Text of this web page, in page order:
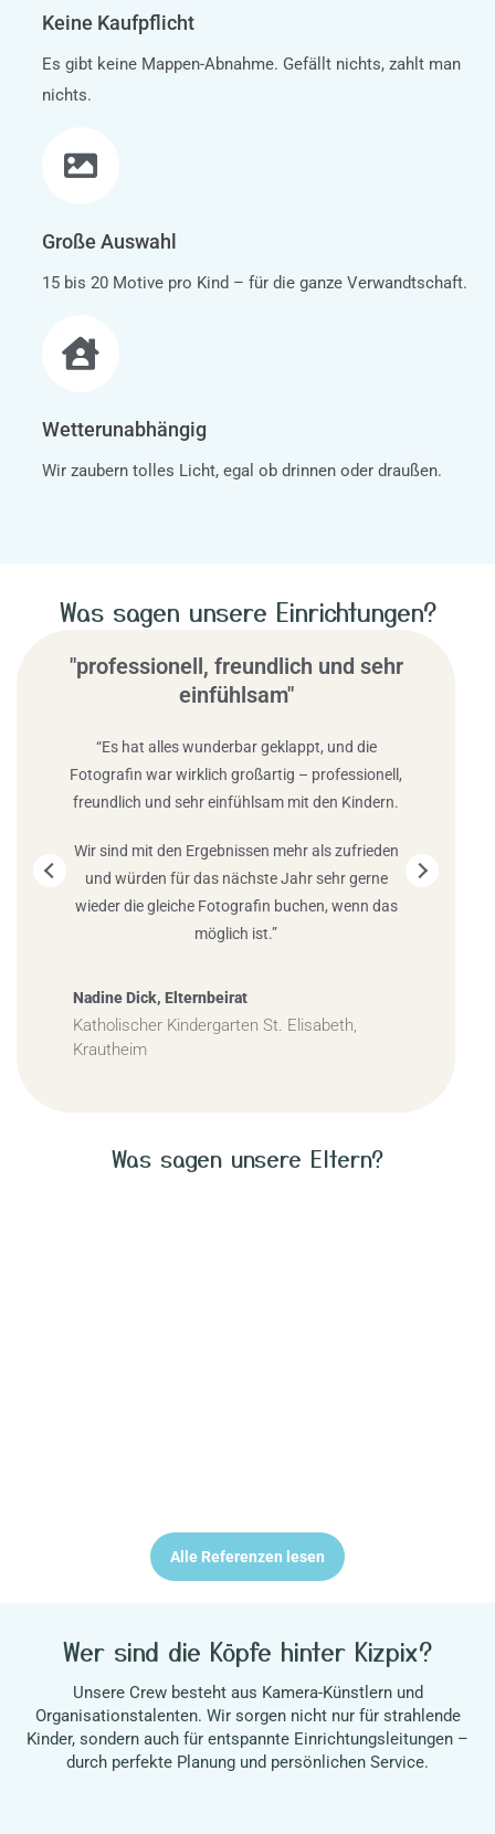
Keine Kaufpflicht
Es gibt keine Mappen-Abnahme. Gefällt nichts, zahlt man
nichts.
Große Auswahl
15 bis 20 Motive pro Kind – für die ganze Verwandtschaft.
Wetterunabhängig
Wir zaubern tolles Licht, egal ob drinnen oder draußen.
Was sagen unsere Einrichtungen?
"professionell, freundlich und sehr
einfühlsam"
“Es hat alles wunderbar geklappt, und die
Fotografin war wirklich großartig – professionell,
freundlich und sehr einfühlsam mit den Kindern.
Wir sind mit den Ergebnissen mehr als zufrieden
und würden für das nächste Jahr sehr gerne
wieder die gleiche Fotografin buchen, wenn das
möglich ist.”
Nadine Dick, Elternbeirat
Katholischer Kindergarten St. Elisabeth,
Krautheim
Was sagen unsere Eltern?
Alle Referenzen lesen
Wer sind die Köpfe hinter Kizpix?
Unsere Crew besteht aus Kamera-Künstlern und
Organisationstalenten. Wir sorgen nicht nur für strahlende
Kinder, sondern auch für entspannte Einrichtungsleitungen –
durch perfekte Planung und persönlichen Service.